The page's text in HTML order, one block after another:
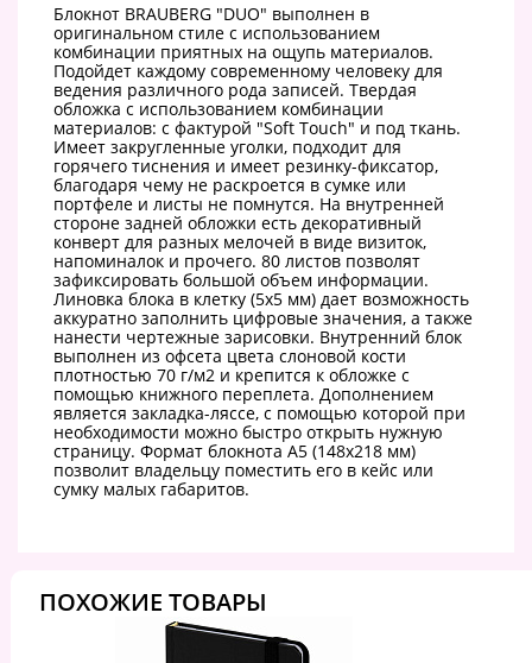
Блокнот BRAUBERG "DUO" выполнен в
оригинальном стиле с использованием
комбинации приятных на ощупь материалов.
Подойдет каждому современному человеку для
ведения различного рода записей. Твердая
обложка с использованием комбинации
материалов: с фактурой "Soft Touch" и под ткань.
Имеет закругленные уголки, подходит для
горячего тиснения и имеет резинку-фиксатор,
благодаря чему не раскроется в сумке или
портфеле и листы не помнутся. На внутренней
стороне задней обложки есть декоративный
конверт для разных мелочей в виде визиток,
напоминалок и прочего. 80 листов позволят
зафиксировать большой объем информации.
Линовка блока в клетку (5х5 мм) дает возможность
аккуратно заполнить цифровые значения, а также
нанести чертежные зарисовки. Внутренний блок
выполнен из офсета цвета слоновой кости
плотностью 70 г/м2 и крепится к обложке с
помощью книжного переплета. Дополнением
является закладка-ляссе, с помощью которой при
необходимости можно быстро открыть нужную
страницу. Формат блокнота А5 (148х218 мм)
позволит владельцу поместить его в кейс или
сумку малых габаритов.
ПОХОЖИЕ ТОВАРЫ